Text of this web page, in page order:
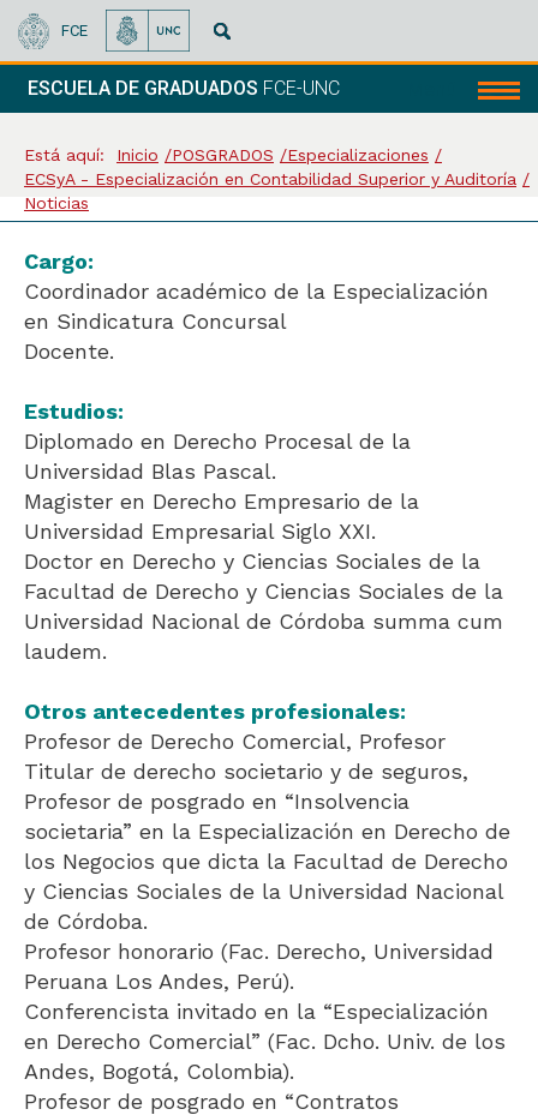
FCE
ESCUELA DE GRADUADOS FCE-UNC
Está aquí: Inicio POSGRADOS
Especializaciones
ECSyA - Especialización en Contabilidad Superior y Auditoría
Noticias
Cargo:
Coordinador académico de la Especialización
en Sindicatura Concursal
Docente.
Estudios:
Diplomado en Derecho Procesal de la
Universidad Blas Pascal.
Magister en Derecho Empresario de la
Universidad Empresarial Siglo XXI.
Doctor en Derecho y Ciencias Sociales de la
Facultad de Derecho y Ciencias Sociales de la
Universidad Nacional de Córdoba summa cum
laudem.
Otros antecedentes profesionales:
Profesor de Derecho Comercial, Profesor
Titular de derecho societario y de seguros,
Profesor de posgrado en “Insolvencia
societaria” en la Especialización en Derecho de
los Negocios que dicta la Facultad de Derecho
y Ciencias Sociales de la Universidad Nacional
de Córdoba.
Profesor honorario (Fac. Derecho, Universidad
Peruana Los Andes, Perú).
Conferencista invitado en la “Especialización
en Derecho Comercial” (Fac. Dcho. Univ. de los
Andes, Bogotá, Colombia).
Profesor de posgrado en “Contratos